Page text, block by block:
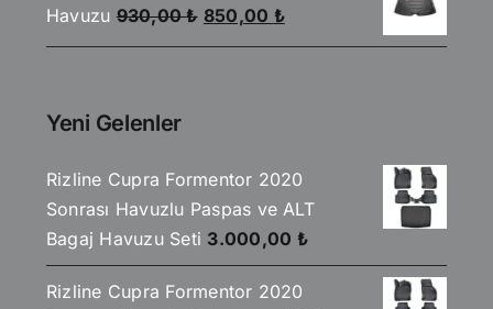
850,00 ₺.
Havuzu 930,00₺ Orijinal
fiyat:
850,00 ₺Şu
andaki
Yeni Gelenler
Rizline Cupra Formentor 2020
Sonrası Havuzlu Paspas ve ALT
Bagaj Havuzu Seti 3.000,00 ₺
Rizline Cupra Formentor 2020